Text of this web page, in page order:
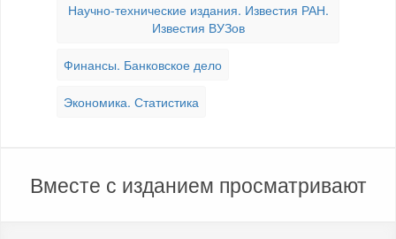
Научно-технические издания. Известия РАН.
Известия ВУЗов
Финансы. Банковское дело
Экономика. Статистика
Вместе с изданием просматривают